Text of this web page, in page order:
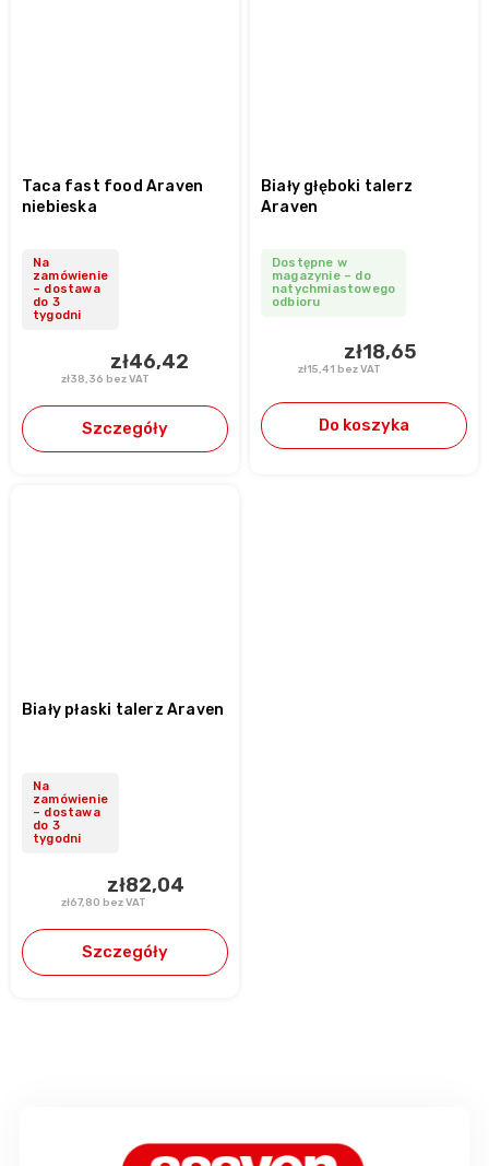
Taca fast food Araven
niebieska
Na
zamówienie
– dostawa
do 3
tygodni
zł38,36 bez VAT
zł46,42
Szczegóły
Biały głęboki talerz
Araven
Dostępne w
magazynie – do
natychmiastowego
odbioru
zł15,41 bez VAT
zł18,65
Do koszyka
Biały płaski talerz Araven
Na
zamówienie
– dostawa
do 3
tygodni
zł67,80 bez VAT
zł82,04
Szczegóły